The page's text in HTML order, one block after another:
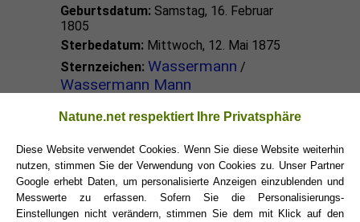
Geburtsdatum: Samstag, 16. Februar
1805
Sterbedatum: Mittwoch, 12. Mai 1875
Sternzeichen: Wassermann /
Wassermann Mann
Wassermann Promis
Wassermann Sternzeichen
Natune.net respektiert Ihre Privatsphäre
Diese Website verwendet Cookies. Wenn Sie diese Website weiterhin
nutzen, stimmen Sie der Verwendung von Cookies zu. Unser Partner
Google erhebt Daten, um personalisierte Anzeigen einzublenden und
Messwerte zu erfassen. Sofern Sie die Personalisierungs-
Einstellungen nicht verändern, stimmen Sie dem mit Klick auf den